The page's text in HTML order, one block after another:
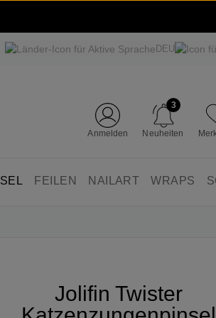
DEU
Anmelden Neuheiten
3
FEILEN NAILART WRAPS
Jolifin Twister